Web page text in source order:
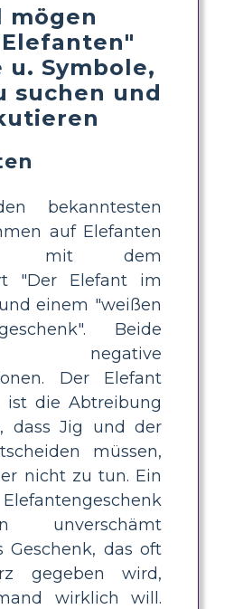
mögen
u. Symbole,
suchen und
bekanntesten
auf Elefanten
mit dem
"Der Elefant im
einem "weißen
Beide
negative
Der Elefant
ist die Abtreibung
dass Jig und der
müssen,
nicht zu tun. Ein
Geschenk, das oft
gegeben wird,
wirklich will.